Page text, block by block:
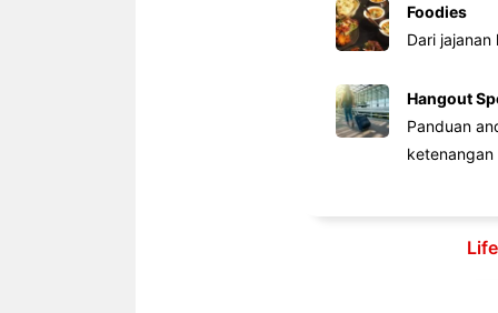
Foodies
Dari
Hangout
Panduan
ketenangan